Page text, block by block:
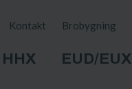
Kontakt Brobygning
HHX EUD/EUX